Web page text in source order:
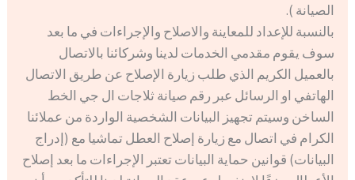
الصيانة ).
بالنسبة للإعداد للمعاينة والاصلاح والإجراءات في ما بعد
سوف يقوم مقدمي الخدمات لدينا وشركائنا بالاتصال
بالعميل الكريم الذي طلب زيارة الإصلاح عن طريق الاتصال
الهاتفي او الرسائل عبر رقم صيانة ثلاجات ال جي الخط
الساخن وسيتم تجهيز البيانات الشخصية الواردة من عملائنا
الكرام في اتصال مع زيارة إصلاح العطل تماشيا مع (إدراج
البيانات) قوانين حماية البيانات تعتبر الإجراءات ما بعد إصلاح